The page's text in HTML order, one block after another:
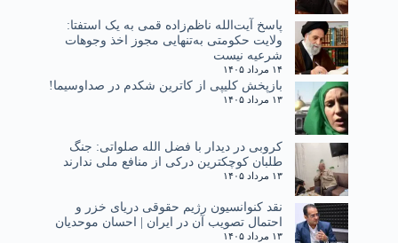
پاسخ آیت‌الله ناظم‌زاده قمی به یک استفتا:
ولایت حکومتی به‌تنهایی مجوز اخذ وجوهات
شرعیه نیست
۱۴ مرداد ۱۴۰۵
بازپخش کلیپی از کاترین شکدم در صداوسیما!
۱۳ مرداد ۱۴۰۵
کروبی در دیدار با فضل الله صلواتی: جنگ
طلبان کوچکترین درکی از منافع ملی ندارند
۱۳ مرداد ۱۴۰۵
نقد کنوانسیون رژیم حقوقی دریای خزر و
احتمال تصویب آن در ایران | احسان موحدیان
۱۳ مرداد ۱۴۰۵